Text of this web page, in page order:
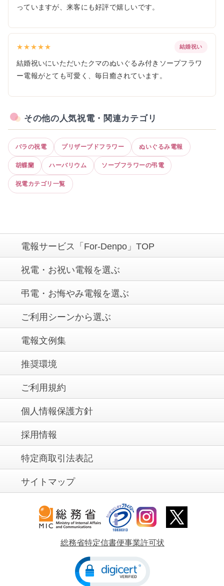
っていますが、来客にも好評で嬉しいです。
★★★★★ 結婚祝い
結婚祝いにいただいたクマのぬいぐるみ付きソープフラワ
ー電報がとても可愛く、毎日癒されています。
その他の人気祝電・関連カテゴリ
バラの祝電 プリザーブドフラワー ぬいぐるみ電報
胡蝶蘭 ハーバリウム ソープフラワーの弔電
祝電カテゴリ一覧
電報サービス「For-Denpo」TOP
祝電・お祝い電報を選ぶ
弔電・お悔やみ電報を選ぶ
ご利用シーンから選ぶ
電報文例集
推奨環境
ご利用規約
個人情報保護方針
採用情報
特定商取引法表記
サイトマップ
総務省特定信書便事業許可状